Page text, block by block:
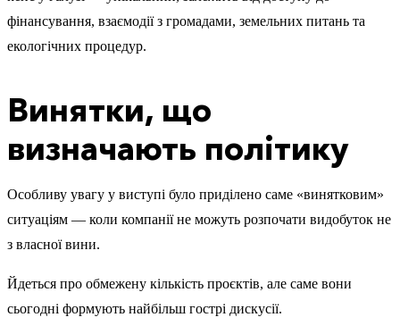
фінансування, взаємодії з громадами, земельних питань та
екологічних процедур.
Винятки, що
визначають політику
Особливу увагу у виступі було приділено саме «винятковим»
ситуаціям — коли компанії не можуть розпочати видобуток не
з власної вини.
Йдеться про обмежену кількість проєктів, але саме вони
сьогодні формують найбільш гострі дискусії.